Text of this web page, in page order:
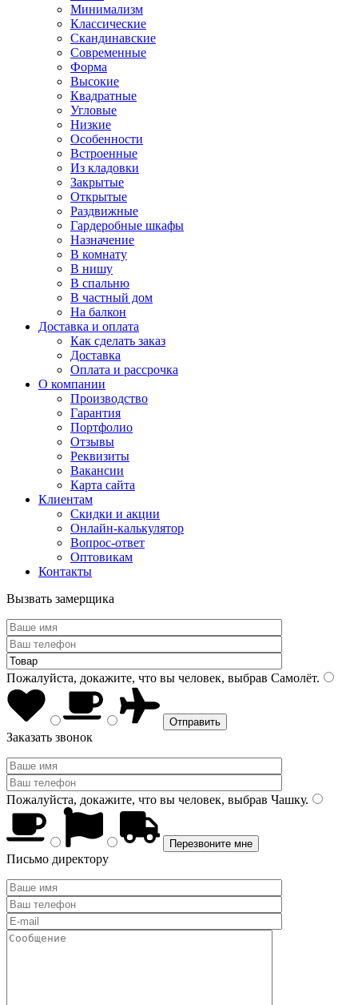
Минимализм
Классические
Скандинавские
Современные
Форма
Высокие
Квадратные
Угловые
Низкие
Особенности
Встроенные
Из кладовки
Закрытые
Открытые
Раздвижные
Гардеробные шкафы
Назначение
В комнату
В нишу
В спальню
В частный дом
На балкон
Доставка и оплата
Как сделать заказ
Доставка
Оплата и рассрочка
О компании
Производство
Гарантия
Портфолио
Отзывы
Реквизиты
Вакансии
Карта сайта
Клиентам
Скидки и акции
Онлайн-калькулятор
Вопрос-ответ
Оптовикам
Контакты
Вызвать замерщика
Пожалуйста, докажите, что вы человек, выбрав Самолёт.
Заказать звонок
Пожалуйста, докажите, что вы человек, выбрав Чашку.
Письмо директору